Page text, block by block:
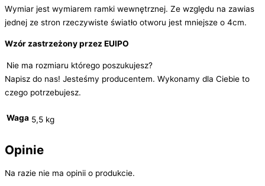
Wymiar jest wymiarem ramki wewnętrznej. Ze względu na zawias
jednej ze stron rzeczywiste światło otworu jest mniejsze o 4cm.
Wzór zastrzeżony przez EUIPO
Nie ma rozmiaru którego poszukujesz?
Napisz do nas! Jesteśmy producentem. Wykonamy dla Ciebie to
czego potrzebujesz.
Waga 5,5 kg
Opinie
Na razie nie ma opinii o produkcie.